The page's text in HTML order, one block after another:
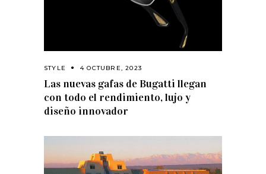
STYLE 4 OCTUBRE, 2023
Las nuevas gafas de Bugatti llegan
con todo el rendimiento, lujo y
diseño innovador